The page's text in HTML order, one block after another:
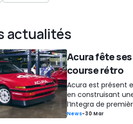
actualités
Acura fête
course rétro
Acura est présent
en construisant
l’Integra de
News-30 Mar